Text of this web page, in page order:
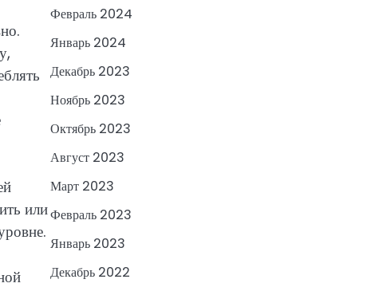
или
Февраль 2024
Январь 2024
Декабрь 2023
Ноябрь 2023
Октябрь 2023
Август 2023
Март 2023
Февраль 2023
Январь 2023
Декабрь 2022